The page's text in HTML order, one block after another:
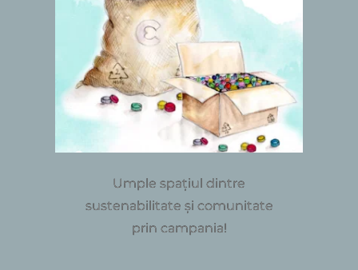
Umple spațiul dintre
sustenabilitate și comunitate
prin campania!